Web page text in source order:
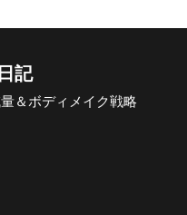
記
＆ボディメイク戦略